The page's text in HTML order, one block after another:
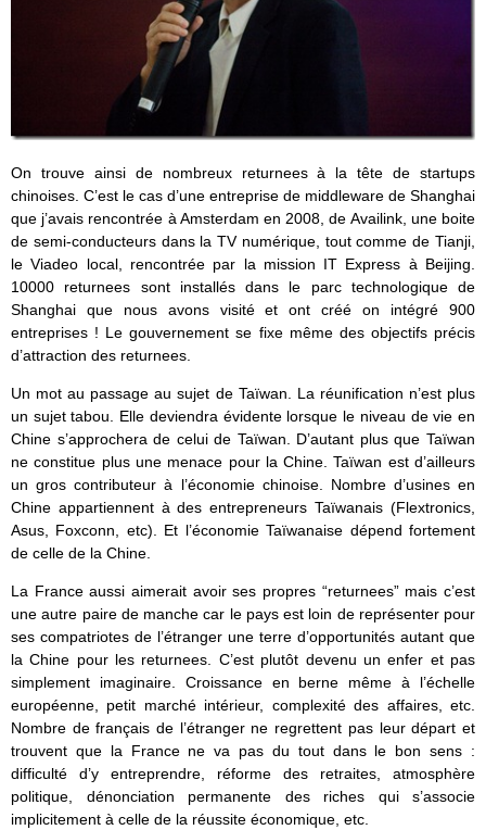
On trouve ainsi de nombreux returnees à la tête de startups
chinoises. C’est le cas d’une entreprise de middleware de Shanghai
que j’avais rencontrée à Amsterdam en 2008, de Availink, une boite
de semi-conducteurs dans la TV numérique, tout comme de Tianji,
le Viadeo local, rencontrée par la mission IT Express à Beijing.
10000 returnees sont installés dans le parc technologique de
Shanghai que nous avons visité et ont créé on intégré 900
entreprises ! Le gouvernement se fixe même des objectifs précis
d’attraction des returnees.
Un mot au passage au sujet de Taïwan. La réunification n’est plus
un sujet tabou. Elle deviendra évidente lorsque le niveau de vie en
Chine s’approchera de celui de Taïwan. D’autant plus que Taïwan
ne constitue plus une menace pour la Chine. Taïwan est d’ailleurs
un gros contributeur à l’économie chinoise. Nombre d’usines en
Chine appartiennent à des entrepreneurs Taïwanais (Flextronics,
Asus, Foxconn, etc). Et l’économie Taïwanaise dépend fortement
de celle de la Chine.
La France aussi aimerait avoir ses propres “returnees” mais c’est
une autre paire de manche car le pays est loin de représenter pour
ses compatriotes de l’étranger une terre d’opportunités autant que
la Chine pour les returnees. C’est plutôt devenu un enfer et pas
simplement imaginaire. Croissance en berne même à l’échelle
européenne, petit marché intérieur, complexité des affaires, etc.
Nombre de français de l’étranger ne regrettent pas leur départ et
trouvent que la France ne va pas du tout dans le bon sens :
difficulté d’y entreprendre, réforme des retraites, atmosphère
politique, dénonciation permanente des riches qui s’associe
implicitement à celle de la réussite économique, etc.